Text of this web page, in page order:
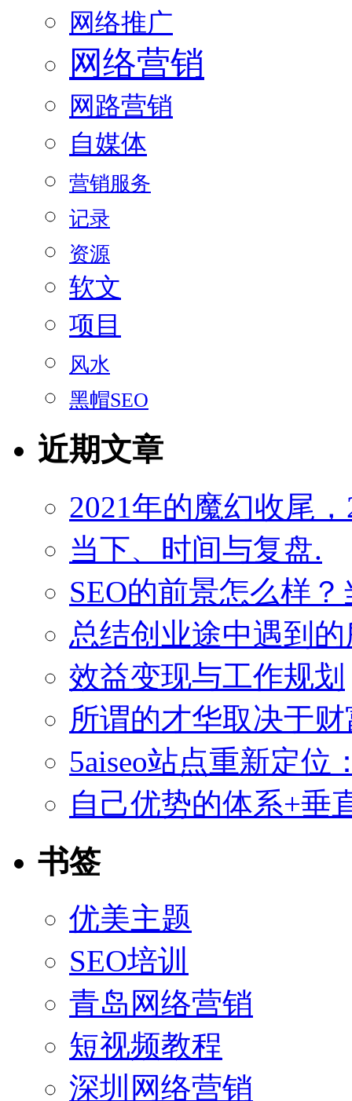
网络推广
网络营销
网路营销
自媒体
营销服务
记录
资源
软文
项目
风水
黑帽SEO
近期文章
2021年的魔幻收尾
当下、时间与复盘.
SEO的前景怎么样
总结创业途中遇到
效益变现与工作规划
所谓的才华取决于
5aiseo站点重新定位
自己优势的体系+垂
书签
优美主题
SEO培训
青岛网络营销
短视频教程
深圳网络营销